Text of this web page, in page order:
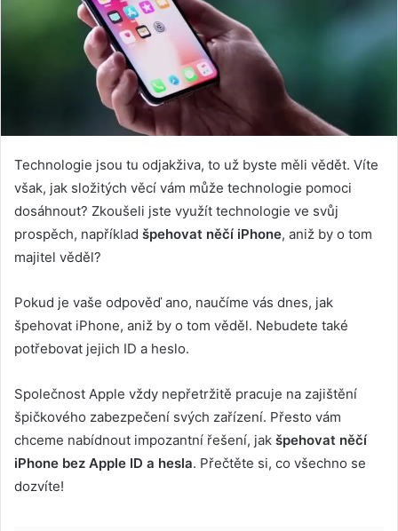
Technologie jsou tu odjakživa, to už byste měli vědět. Víte
však, jak složitých věcí vám může technologie pomoci
dosáhnout? Zkoušeli jste využít technologie ve svůj
prospěch, například špehovat něčí iPhone, aniž by o tom
majitel věděl?
Pokud je vaše odpověď ano, naučíme vás dnes, jak
špehovat iPhone, aniž by o tom věděl. Nebudete také
potřebovat jejich ID a heslo.
Společnost Apple vždy nepřetržitě pracuje na zajištění
špičkového zabezpečení svých zařízení. Přesto vám
chceme nabídnout impozantní řešení, jak špehovat něčí
iPhone bez Apple ID a hesla. Přečtěte si, co všechno se
dozvíte!